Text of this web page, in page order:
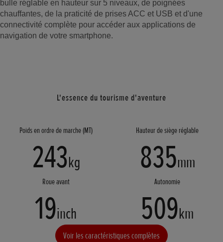
bulle réglable en hauteur sur 5 niveaux, de poignées
chauffantes, de la praticité de prises ACC et USB et d'une
connectivité complète pour accéder aux applications de
navigation de votre smartphone.
L'essence du tourisme d'aventure
Poids en ordre de marche (MT)
243kg
Hauteur de siège réglable
835mm
Roue avant
19inch
Autonomie
509km
Voir les caractéristiques complètes